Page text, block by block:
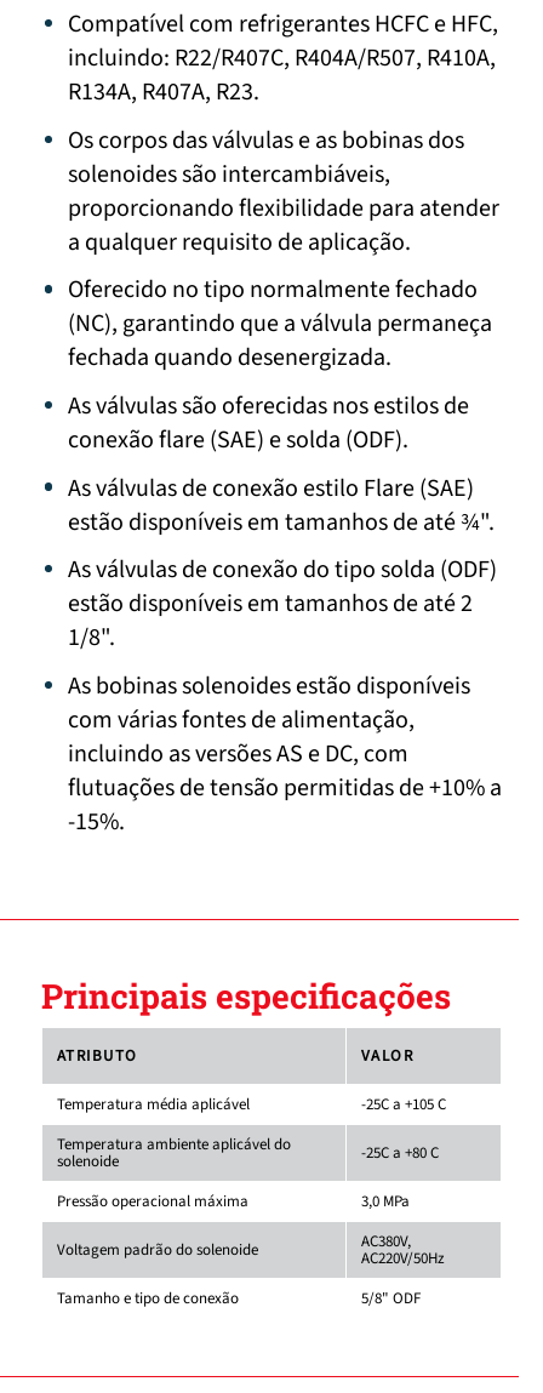
Compatível com refrigerantes HCFC e HFC,
incluindo: R22/R407C, R404A/R507, R410A,
R134A, R407A, R23.
Os corpos das válvulas e as bobinas dos
solenoides são intercambiáveis,
proporcionando flexibilidade para atender
a qualquer requisito de aplicação.
Oferecido no tipo normalmente fechado
(NC), garantindo que a válvula permaneça
fechada quando desenergizada.
As válvulas são oferecidas nos estilos de
conexão flare (SAE) e solda (ODF).
As válvulas de conexão estilo Flare (SAE)
estão disponíveis em tamanhos de até ¾".
As válvulas de conexão do tipo solda (ODF)
estão disponíveis em tamanhos de até 2
1/8".
As bobinas solenoides estão disponíveis
com várias fontes de alimentação,
incluindo as versões AS e DC, com
flutuações de tensão permitidas de +10% a
-15%.
Principais especificações
ATRIBUTO VALOR
Temperatura média aplicável
-25C a +105 C
Temperatura ambiente aplicável do
solenoide -25C a +80 C
Pressão operacional máxima 3,0 MPa
Voltagem padrão do solenoide AC380V,
AC220V/50Hz
Tamanho e tipo de conexão
5/8" ODF